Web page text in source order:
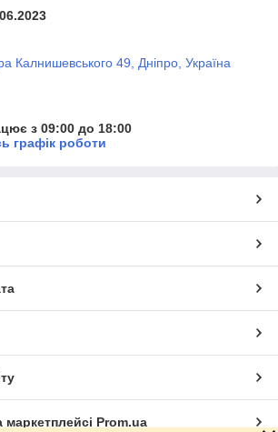
Калнишевського 49, Дніпро, Україна
з 09:00 до 18:00
графік роботи
Prom.ua